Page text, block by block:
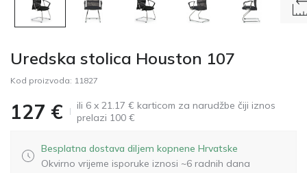
Uredska stolica Houston 107
Kod proizvoda: 11827
127 €
ili 6 x 21.17 € karticom za narudžbe čiji iznos
prelazi 100 €
Besplatna dostava diljem kopnene Hrvatske
Okvirno vrijeme isporuke iznosi ~6 radnih dana